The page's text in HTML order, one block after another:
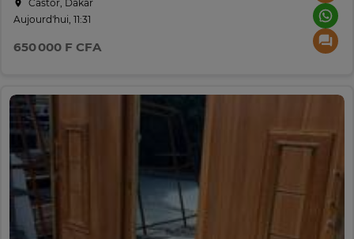
Castor, Dakar
Aujourd'hui, 11:31
650 000 F CFA